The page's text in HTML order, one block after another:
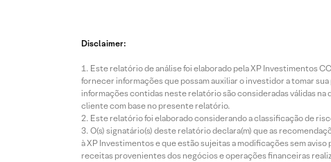
Disclaimer:
Este relatório de análise foi elaborado pela XP Investimentos
fornecer informações que possam auxiliar o investidor a tomar
informações contidas neste relatório são consideradas válidas na
cliente com base no presente relatório.
Este relatório foi elaborado considerando a classificação de
O(s) signatário(s) deste relatório declara(m) que as
à XP Investimentos e que estão sujeitas a modificações sem
receitas provenientes dos negócios e operações financeiras